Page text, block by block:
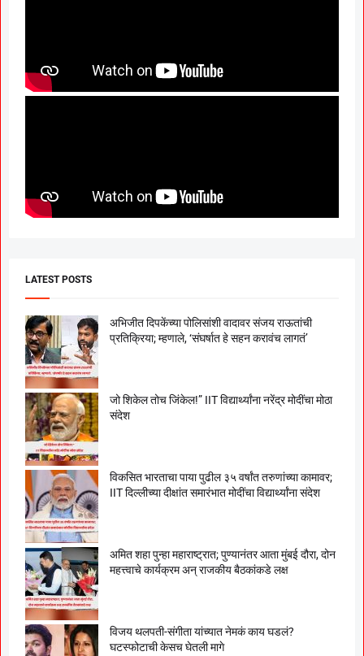
LATEST POSTS
अभिजीत दिपकेंच्या पोलिसांशी वादावर संजय राऊतांची
प्रतिक्रिया; म्हणाले, ‘संघर्षात हे सहन करावंच लागतं’
जो शिकेल तोच जिंकेल!” IIT विद्यार्थ्यांना नरेंद्र मोदींचा मोठा
संदेश
विकसित भारताचा पाया पुढील ३५ वर्षांत तरुणांच्या कामावर;
IIT दिल्लीच्या दीक्षांत समारंभात मोदींचा विद्यार्थ्यांना संदेश
अमित शहा पुन्हा महाराष्ट्रात; पुण्यानंतर आता मुंबई दौरा, दोन
महत्त्वाचे कार्यक्रम अन् राजकीय बैठकांकडे लक्ष
विजय थलपती-संगीता यांच्यात नेमकं काय घडलं?
घटस्फोटाची केसच घेतली मागे